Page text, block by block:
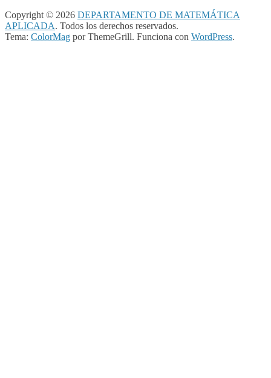
Copyright © 2026 DEPARTAMENTO DE MATEMÁTICA
APLICADA. Todos los derechos reservados.
Tema: ColorMag por ThemeGrill. Funciona con WordPress.